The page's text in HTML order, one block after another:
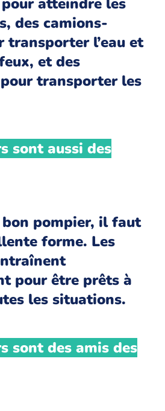
des camions-
transporter l’eau et
et des
transporter les
sont aussi des
pompier, il faut
forme. Les
pour être prêts à
les situations.
sont des amis des